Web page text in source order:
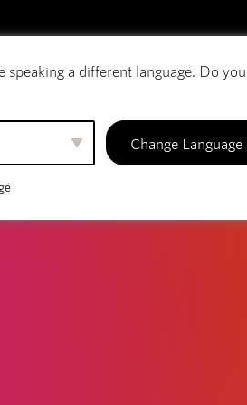
de domínio
um ambiente de
speaking a different language. Do you
Change Language